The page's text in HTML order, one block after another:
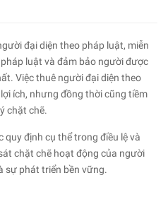
đại diện theo pháp luật, miễn
luật và đảm bảo người được
Việc thuê người đại diện theo
ích, nhưng đồng thời cũng tiềm
chặt chẽ.
quy định cụ thể trong điều lệ và
chặt chẽ hoạt động của người
sự phát triển bền vững.